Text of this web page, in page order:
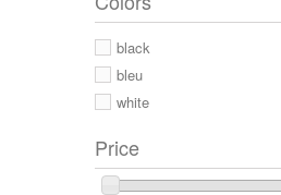
44 2/3
44
46
black
bleu
white
Price